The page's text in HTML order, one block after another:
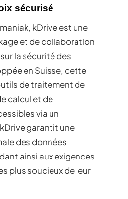
sécurisé
kDrive est une
et de collaboration
la sécurité des
en Suisse, cette
de traitement de
calcul et de
via un
garantit une
des données
ainsi aux exigences
plus soucieux de leur